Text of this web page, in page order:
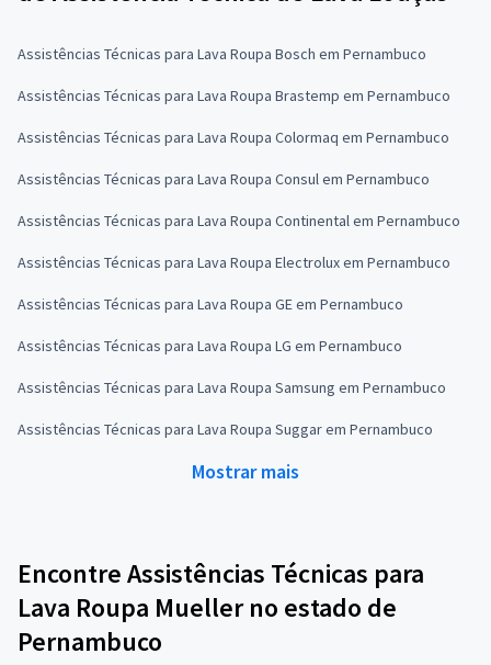
Assistências Técnicas para Lava Roupa Bosch em Pernambuco
Assistências Técnicas para Lava Roupa Brastemp em Pernambuco
Assistências Técnicas para Lava Roupa Colormaq em Pernambuco
Assistências Técnicas para Lava Roupa Consul em Pernambuco
Assistências Técnicas para Lava Roupa Continental em Pernambuco
Assistências Técnicas para Lava Roupa Electrolux em Pernambuco
Assistências Técnicas para Lava Roupa GE em Pernambuco
Assistências Técnicas para Lava Roupa LG em Pernambuco
Assistências Técnicas para Lava Roupa Samsung em Pernambuco
Assistências Técnicas para Lava Roupa Suggar em Pernambuco
Mostrar mais
Encontre Assistências Técnicas para
Lava Roupa Mueller no estado de
Pernambuco